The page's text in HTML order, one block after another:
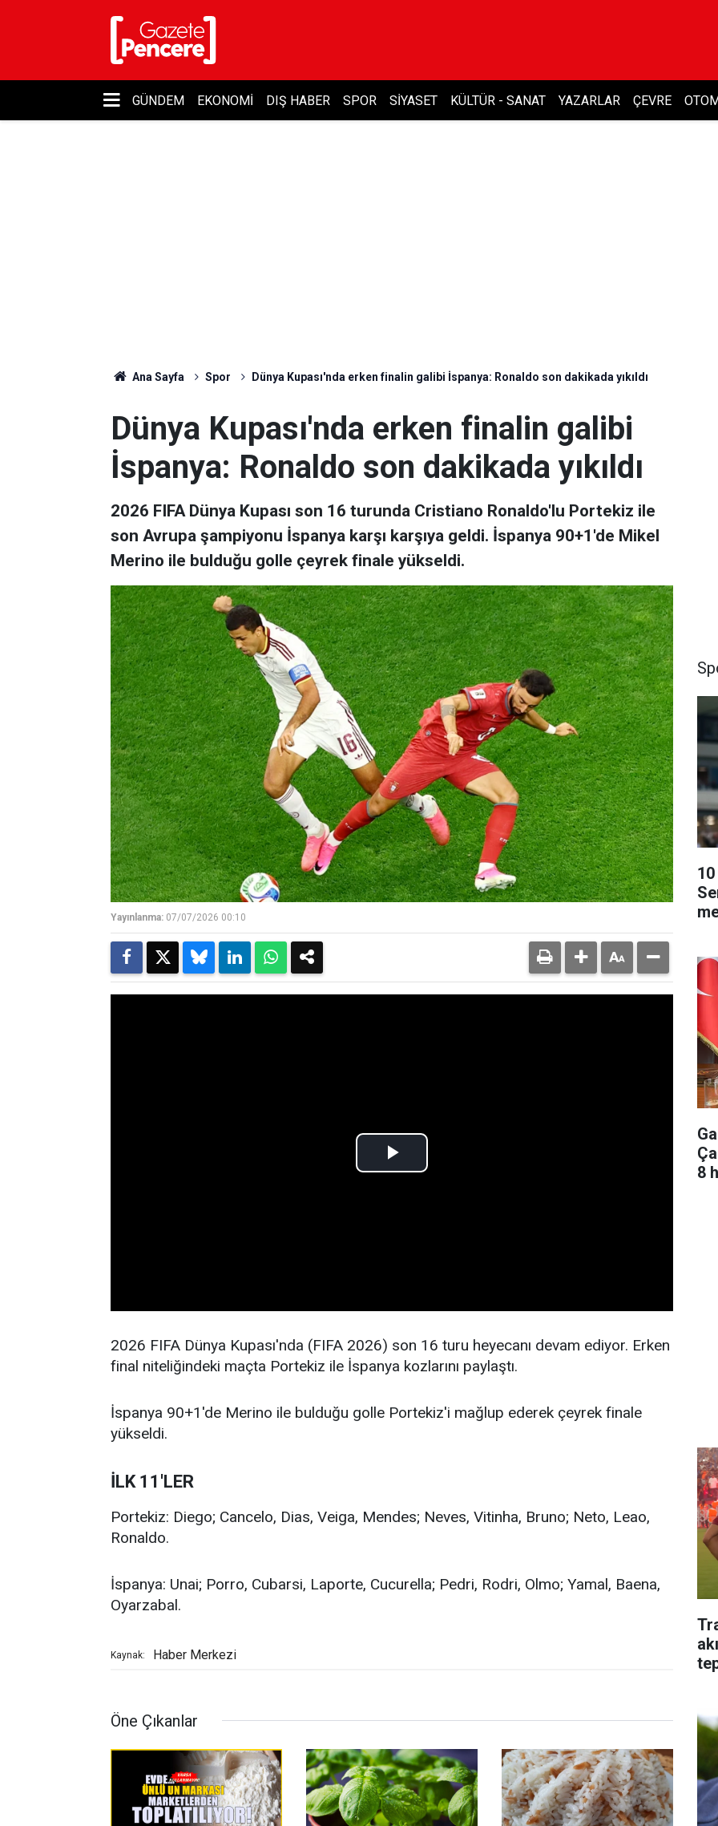
GÜNDEM EKONOMI DIŞ HABER SPOR SIYASET KÜLTÜR - SANAT YAZARLAR ÇEVRE
Ana Sayfa Spor Dünya Kupası'nda erken finalin galibi İspanya: Ronaldo son dakikada yıkıldı
Dünya Kupası'nda erken finalin galibi
İspanya: Ronaldo son dakikada yıkıldı
2026 FIFA Dünya Kupası son 16 turunda Cristiano Ronaldo'lu Portekiz ile
son Avrupa şampiyonu İspanya karşı karşıya geldi. İspanya 90+1'de Mikel
Merino ile bulduğu golle çeyrek finale yükseldi.
Yayınlanma: 07/07/2026 00:10
2026 FIFA Dünya Kupası'nda (FIFA 2026) son 16 turu heyecanı devam ediyor. Erken
final niteliğindeki maçta Portekiz ile İspanya kozlarını paylaştı.
İspanya 90+1'de Merino ile bulduğu golle Portekiz'i mağlup ederek çeyrek finale
yükseldi.
İLK 11'LER
Portekiz: Diego; Cancelo, Dias, Veiga, Mendes; Neves, Vitinha, Bruno; Neto, Leao,
Ronaldo.
İspanya: Unai; Porro, Cubarsi, Laporte, Cucurella; Pedri, Rodri, Olmo; Yamal, Baena,
Oyarzabal.
Kaynak: Haber Merkezi
Öne Çıkanlar
8